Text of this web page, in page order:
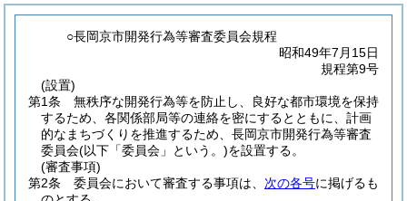
○長岡京市開発行為等審査委員会規程
昭和49年7月15日
規程第9号
(設置)
第1条
無秩序な開発行為等を防止し、良好な都市環境を保持
するため、各関係部局等の連絡を密にするとともに、計画
的なまちづくりを推進するため、長岡京市開発行為等審査
委員会(以下「委員会」という。)を設置する。
(審査事項)
第2条
委員会において審査する事項は、 次の各号に掲げるも